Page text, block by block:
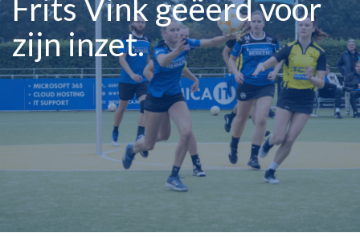
Frits Vink geëerd voor
zijn inzet.